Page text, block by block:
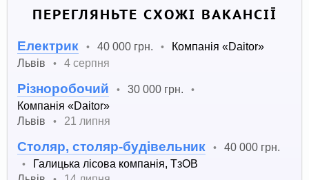
ПЕРЕГЛЯНЬТЕ СХОЖІ ВАКАНСІЇ
Електрик • 40 000 грн. •
Компанія «Daitor»
Львів
• 4 серпня
Різноробочий • 30 000 грн. •
Компанія «Daitor»
Львів
• 21 липня
Столяр, столяр-будівельник • 40 000 грн.
•
Галицька лісова компанія, ТзОВ